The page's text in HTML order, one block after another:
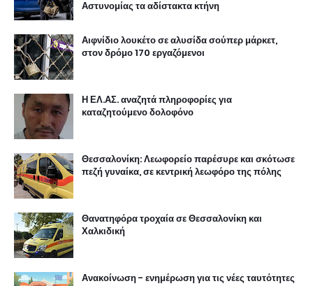
Αστυνομίας τα αδίστακτα κτήνη
Αιφνίδιο λουκέτο σε αλυσίδα σούπερ μάρκετ,
στον δρόμο 170 εργαζόμενοι
Η ΕΛ.ΑΣ. αναζητά πληροφορίες για
καταζητούμενο δολοφόνο
Θεσσαλονίκη: Λεωφορείο παρέσυρε και σκότωσε
πεζή γυναίκα, σε κεντρική λεωφόρο της πόλης
Θανατηφόρα τροχαία σε Θεσσαλονίκη και
Χαλκιδική
Ανακοίνωση - ενημέρωση για τις νέες ταυτότητες